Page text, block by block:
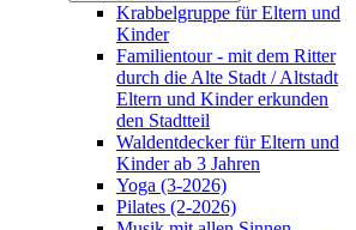
Krabbelgruppe für Eltern und
Kinder
Familientour - mit dem Ritter
durch die Alte Stadt / Altstadt
Eltern und Kinder erkunden
den Stadtteil
Waldentdecker für Eltern und
Kinder ab 3 Jahren
Yoga (3-2026)
Pilates (2-2026)